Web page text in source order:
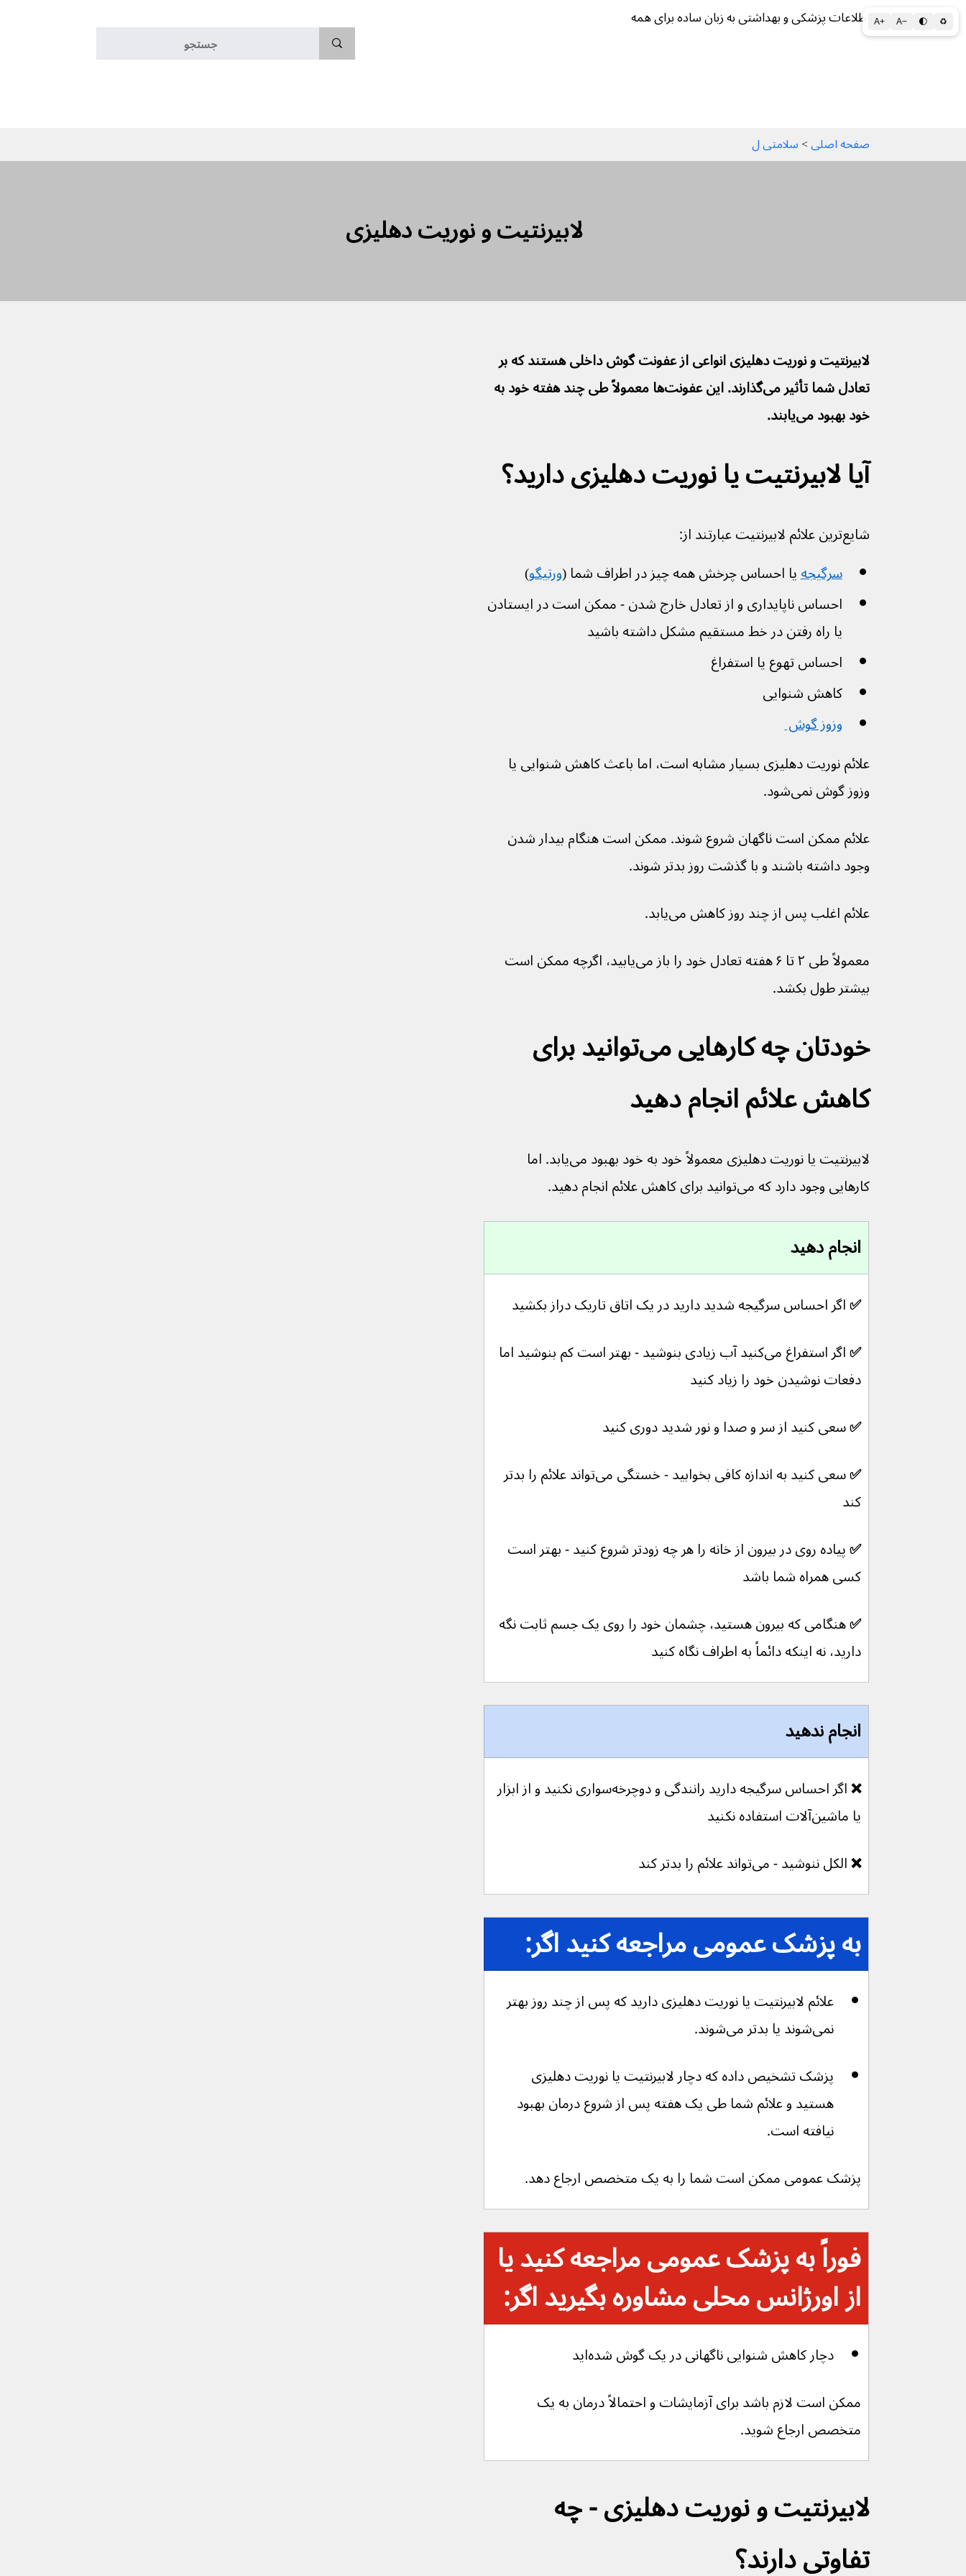
A+ A− 🌓 ♻ اطلاعات پزشکی و بهداشتی به زبان ساده برای همه
لابیرنتیت و نوریت دهلیزی
صفحه اصلی > سلامتی ل
لابیرنتیت و نوریت دهلیزی انواعی از عفونت گوش داخلی هستند که بر
تعادل شما تأثیر می‌گذارند. این عفونت‌ها معمولاً طی چند هفته خود به
خود بهبود می‌یابند.
آیا لابیرنتیت یا نوریت دهلیزی دارید؟
شایع‌ترین علائم لابیرنتیت عبارتند از:
سرگیجه یا احساس چرخش همه چیز در اطراف شما (ورتیگو)
احساس ناپایداری و از تعادل خارج شدن - ممکن است در ایستادن
یا راه رفتن در خط مستقیم مشکل داشته باشید
احساس تهوع یا استفراغ
کاهش شنوایی
وزوز گوش
علائم نوریت دهلیزی بسیار مشابه است، اما باعث کاهش شنوایی یا
وزوز گوش نمی‌شود.
علائم ممکن است ناگهان شروع شوند. ممکن است هنگام بیدار شدن
وجود داشته باشند و با گذشت روز بدتر شوند.
علائم اغلب پس از چند روز کاهش می‌یابد.
معمولاً طی ۲ تا ۶ هفته تعادل خود را باز می‌یابید، اگرچه ممکن است
بیشتر طول بکشد.
خودتان چه کارهایی می‌توانید برای
کاهش علائم انجام دهید
لابیرنتیت یا نوریت دهلیزی معمولاً خود به خود بهبود می‌یابد. اما
کارهایی وجود دارد که می‌توانید برای کاهش علائم انجام دهید.
انجام دهید
✅ اگر احساس سرگیجه شدید دارید در یک اتاق تاریک دراز بکشید
✅ اگر استفراغ می‌کنید
آب زیادی بنوشید - بهتر است کم بنوشید اما
دفعات نوشیدن خود را زیاد کنید
✅ سعی کنید از سر و صدا و نور شدید دوری کنید
✅
سعی کنید به اندازه کافی بخوابید - خستگی می‌تواند علائم را بدتر
کند
✅ پیاده روی در بیرون از خانه را هر چه زودتر شروع کنید - بهتر است
کسی همراه شما باشد
✅ هنگامی که بیرون هستید، چشمان خود را روی یک جسم ثابت نگه
دارید، نه اینکه دائماً به اطراف نگاه کنید
انجام ندهید
❌
اگر احساس سرگیجه دارید رانندگی و دوچرخه‌سواری نکنید و از ابزار
یا ماشین‌آلات استفاده نکنید
❌ الکل ننوشید - می‌تواند علائم را بدتر کند
به پزشک عمومی مراجعه کنید اگر:
علائم لابیرنتیت یا نوریت دهلیزی دارید که پس از چند روز بهتر
نمی‌شوند یا بدتر می‌شوند.
پزشک تشخیص داده که دچار لابیرنتیت یا نوریت دهلیزی
هستید و علائم شما طی یک هفته پس از شروع درمان بهبود
نیافته است.
پزشک عمومی ممکن است شما را به یک متخصص ارجاع دهد.
فوراً به پزشک عمومی مراجعه کنید یا
از اورژانس محلی مشاوره بگیرید اگر:
دچار کاهش شنوایی ناگهانی در یک گوش شده‌اید
ممکن است لازم باشد برای آزمایشات و احتمالاً درمان به یک
متخصص ارجاع شوید.
لابیرنتیت و نوریت دهلیزی - چه
تفاوتی دارند؟